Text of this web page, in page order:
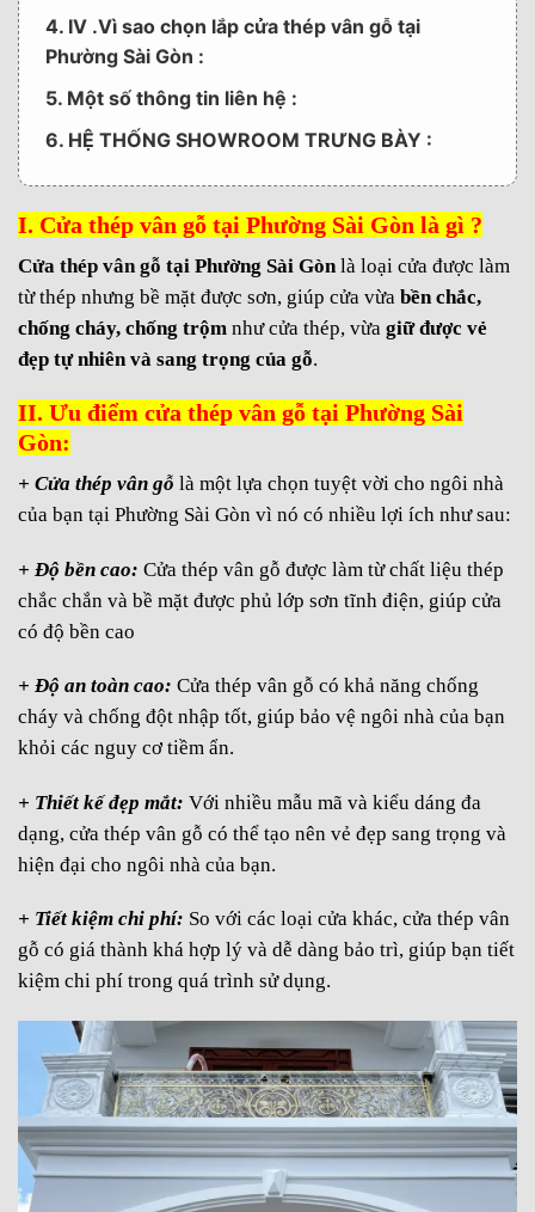
4. IV .Vì sao chọn lắp cửa thép vân gỗ tại
Phường Sài Gòn :
5. Một số thông tin liên hệ :
6. HỆ THỐNG SHOWROOM TRƯNG BÀY :
I. Cửa thép vân gỗ tại Phường Sài Gòn là gì ?
Cửa thép vân gỗ tại Phường Sài Gònlà loại cửa được làm
từ thép nhưng bề mặt được sơn, giúp cửa vừa bền chắc,
chống cháy, chống trộm như cửa thép, vừa giữ được vẻ
đẹp tự nhiên và sang trọng của gỗ.
II. Ưu điểm cửa thép vân gỗ tại Phường Sài
Gòn:
+ Cửa thép vân gỗ là một lựa chọn tuyệt vời cho ngôi nhà
của bạn tại Phường Sài Gòn vì nó có nhiều lợi ích như sau:
+ Độ bền cao: Cửa thép vân gỗ được làm từ chất liệu thép
chắc chắn và bề mặt được phủ lớp sơn tĩnh điện, giúp cửa
có độ bền cao
+ Độ an toàn cao: Cửa thép vân gỗ có khả năng chống
cháy và chống đột nhập tốt, giúp bảo vệ ngôi nhà của bạn
khỏi các nguy cơ tiềm ẩn.
+ Thiết kế đẹp mắt: Với nhiều mẫu mã và kiểu dáng đa
dạng, cửa thép vân gỗ có thể tạo nên vẻ đẹp sang trọng và
hiện đại cho ngôi nhà của bạn.
+ Tiết kiệm chi phí: So với các loại cửa khác, cửa thép vân
gỗ có giá thành khá hợp lý và dễ dàng bảo trì, giúp bạn tiết
kiệm chi phí trong quá trình sử dụng.